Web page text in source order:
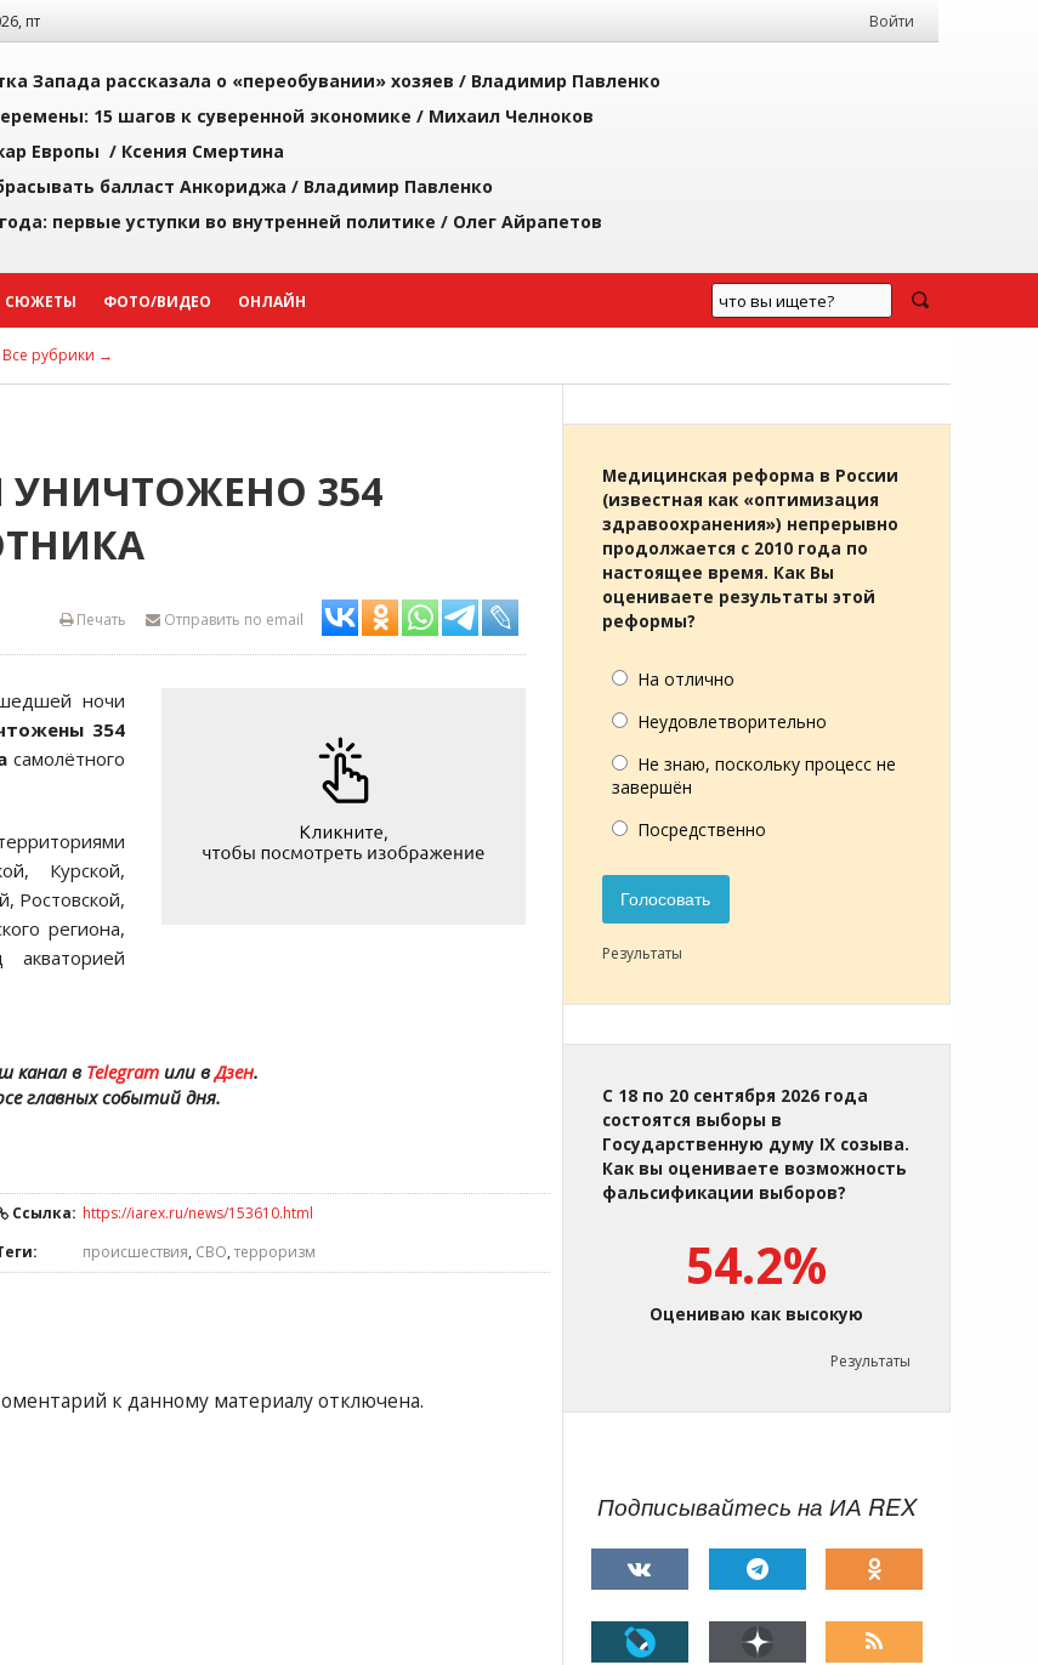
пт Войти
Запада рассказала о «переобувании» хозяев / Владимир Павленко
15 шагов к суверенной экономике / Михаил Челноков
Европы / Ксения Смертина
балласт Анкориджа / Владимир Павленко
первые уступки во внутренней политике / Олег Айрапетов
СЮЖЕТЫ ФОТО/ВИДЕО ОНЛАЙН
Все рубрики →
354
Отправить по email
Печать
ночи
354
самолётного
Курской,
Ростовской,
региона,
канал в Telegramили вДзен.
главных событий дня.
Ссылка: https://iarex.ru/news/153610.html
происшествия, СВО, терроризм
к данному материалу отключена.
Медицинская реформа в России
(известная как «оптимизация
здравоохранения») непрерывно
продолжается с 2010 года по
настоящее время. Как Вы
оцениваете результаты этой
реформы?
На отлично
Неудовлетворительно
Не знаю, поскольку процесс не
завершён
Посредственно
Голосовать
Результаты
С 18 по 20 сентября 2026 года
состоятся выборы в
Государственную думу IX созыва.
Как вы оцениваете возможность
фальсификации выборов?
54.2%
Оцениваю как высокую
Результаты
Подписывайтесь на ИА REX